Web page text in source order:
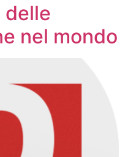
delle
nel mondo